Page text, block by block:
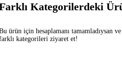
Kategorilerdeki
ürün için hesaplamanı tamamladıysan
kategorileri ziyaret et!